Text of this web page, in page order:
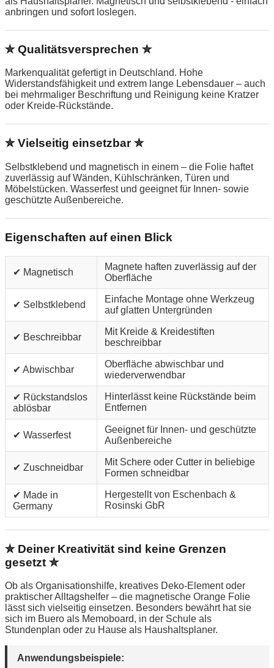
anbringen und sofort loslegen.
✮ Qualitätsversprechen ✮
Markenqualität gefertigt in Deutschland. Hohe
Widerstandsfähigkeit und extrem lange Lebensdauer – auch
bei mehrmaliger Beschriftung und Reinigung keine Kratzer
oder Kreide-Rückstände.
✮ Vielseitig einsetzbar ✮
Selbstklebend und magnetisch in einem – die Folie haftet
zuverlässig auf Wänden, Kühlschränken, Türen und
Möbelstücken. Wasserfest und geeignet für Innen- sowie
geschützte Außenbereiche.
Eigenschaften auf einen Blick
✔ Magnetisch
Magnete haften zuverlässig auf der
Oberfläche
✔ Selbstklebend
Einfache Montage ohne Werkzeug
auf glatten Untergründen
✔ Beschreibbar
Mit Kreide & Kreidestiften
beschreibbar
✔ Abwischbar
Oberfläche abwischbar und
wiederverwendbar
✔ Rückstandslos
ablösbar
Hinterlässt keine Rückstände beim
Entfernen
✔ Wasserfest
Geeignet für Innen- und geschützte
Außenbereiche
✔ Zuschneidbar
Mit Schere oder Cutter in beliebige
Formen schneidbar
✔ Made in
Germany
Hergestellt von Eschenbach &
Rosinski GbR
✮ Deiner Kreativität sind keine Grenzen
gesetzt ✮
Ob als Organisationshilfe, kreatives Deko-Element oder
praktischer Alltagshelfer – die magnetische Orange Folie
lässt sich vielseitig einsetzen. Besonders bewährt hat sie
sich im Buero als Memoboard, in der Schule als
Stundenplan oder zu Hause als Haushaltsplaner.
Anwendungsbeispiele: